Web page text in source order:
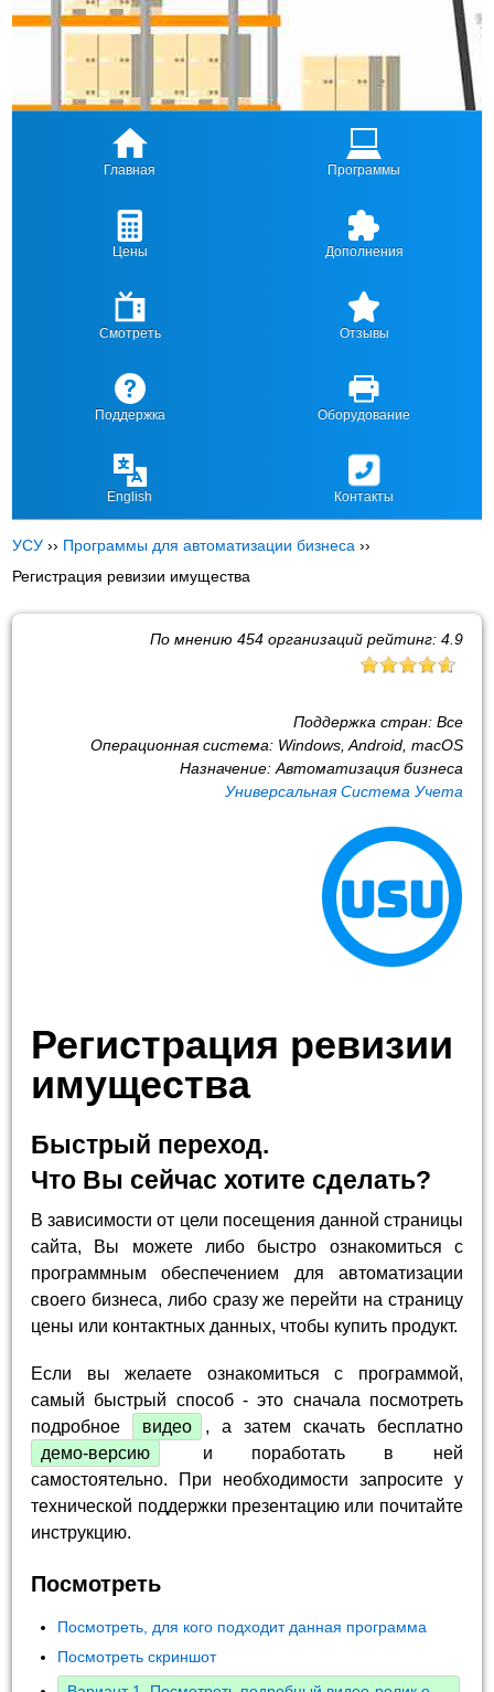
Главная Программы
Цены Дополнения
Смотреть Отзывы
Поддержка Оборудование
English Контакты
УСУ ›› Программы для автоматизации бизнеса ››
Регистрация ревизии имущества
По мнению 454организаций рейтинг: 4.9
Поддержка стран: Все
Операционная система: Windows, Android, macOS
Назначение: Автоматизация бизнеса
Универсальная Система Учета
Регистрация ревизии
имущества
Быстрый переход.
Что Вы сейчас хотите сделать?
В зависимости от цели посещения данной страницы
сайта, Вы можете либо быстро ознакомиться с
программным обеспечением для автоматизации
своего бизнеса, либо сразу же перейти на страницу
цены или контактных данных, чтобы купить продукт.
Если вы желаете ознакомиться с программой,
самый быстрый способ - это сначала посмотреть
подробное
видео
, а затем скачать бесплатно
демо-версию
и поработать в ней
самостоятельно. При необходимости запросите у
технической поддержки презентацию или почитайте
инструкцию.
Посмотреть
Посмотреть, для кого подходит данная программа
Посмотреть скриншот